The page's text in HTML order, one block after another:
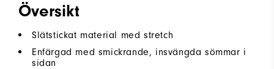
Översikt
Slätstickat material med stretch
Enfärgad med smickrande, insvängda sömmar i
sidan